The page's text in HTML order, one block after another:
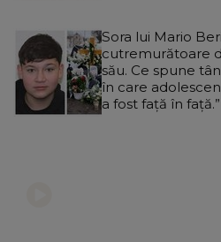
Sora lui Mario
cutremurătoare
său. Ce spune
în care
a fost față în față.”